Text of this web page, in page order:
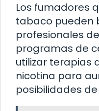
Los fumadores
tabaco pueden
profesionales
programas de
utilizar terapias
nicotina para
posibilidades de